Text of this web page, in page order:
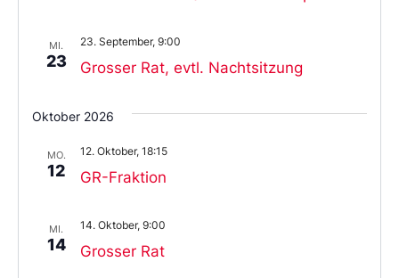
MI.
23 Grosser Rat, evtl. Nachtsitzung
23. September, 9:00
Oktober 2026
MO.
12 GR-Fraktion
12. Oktober, 18:15
MI.
14 Grosser Rat
14. Oktober, 9:00